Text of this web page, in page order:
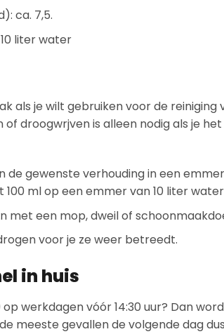
ca. 7,5.
liter water
als je wilt gebruiken voor de
of droogwrjven is alleen nodig als je
de gewenste verhouding in een
ml op een emmer van 10 liter
met een mop, dweil of
voor je ze weer betreedt.
in huis
op werkdagen vóór 14:30 uur? Dan
meeste gevallen de volgende dag